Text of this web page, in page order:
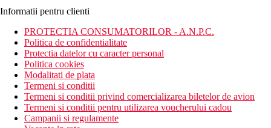
Informatii pentru clienti
PROTECTIA CONSUMATORILOR - A.N.P.C.
Politica de confidentialitate
Protectia datelor cu caracter personal
Politica cookies
Modalitati de plata
Termeni si conditii
Termeni si conditii privind comercializarea biletelor de avion
Termeni si conditii pentru utilizarea voucherului cadou
Campanii si regulamente